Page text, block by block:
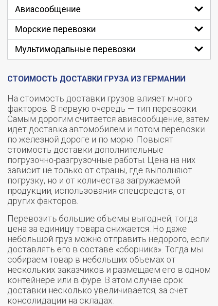
Авиасообщение
Морские перевозки
Мультимодальные перевозки
СТОИМОСТЬ ДОСТАВКИ ГРУЗА ИЗ ГЕРМАНИИ
На стоимость доставки грузов влияет много
факторов. В первую очередь — тип перевозки.
Самым дорогим считается авиасообщение, затем
идет доставка автомобилем и потом перевозки
по железной дороге и по морю. Повысят
стоимость доставки дополнительные
погрузочно-разгрузочные работы. Цена на них
зависит не только от страны, где выполняют
погрузку, но и от количества загружаемой
продукции, использования спецсредств, от
других факторов.
Перевозить большие объемы выгодней, тогда
цена за единицу товара снижается. Но даже
небольшой груз можно отправить недорого, если
доставлять его в составе «сборника». Тогда мы
собираем товар в небольших объемах от
нескольких заказчиков и размещаем его в одном
контейнере или в фуре. В этом случае срок
доставки несколько увеличивается, за счет
консолидации на складах.